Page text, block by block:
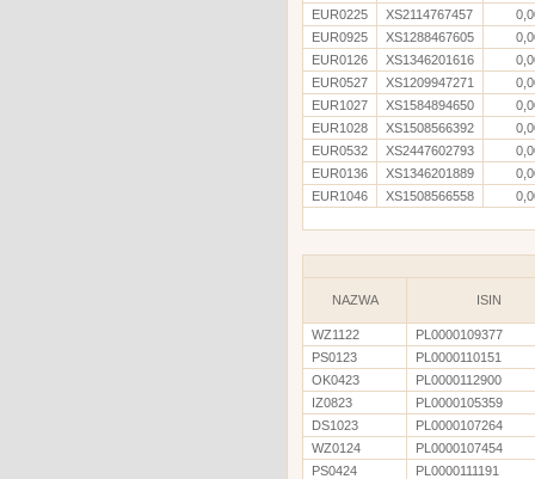
EUR0225
XS2114767457
EUR0925
XS1288467605
EUR0126
XS1346201616
EUR0527
XS1209947271
EUR1027
XS1584894650
EUR1028
XS1508566392
EUR0532
XS2447602793
EUR0136
XS1346201889
EUR1046
XS1508566558
NAZWA ISIN
WZ1122
PL0000109377
PS0123
PL0000110151
OK0423
PL0000112900
IZ0823
PL0000105359
DS1023
PL0000107264
WZ0124
PL0000107454
PS0424
PL0000111191